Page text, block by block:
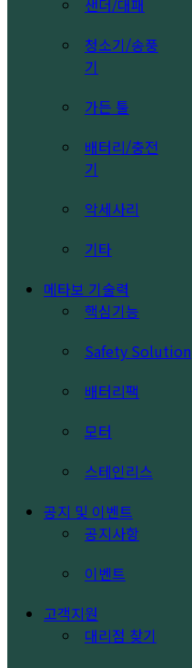
샌더/대패
청소기/송풍
기
가든 툴
배터리/충전
기
악세사리
기타
메타보 기술력
핵심기능
Safety Solution
배터리팩
모터
스테인리스
공지 및 이벤트
공지사항
이벤트
고객지원
대리점 찾기